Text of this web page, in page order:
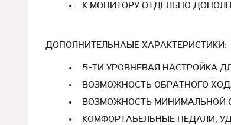
К МОНИТОРУ ОТДЕЛЬНО
ДОПОЛНИТЕЛЬНАЫЕ ХАРАКТЕРИСТИКИ:
5-ТИ УРОВНЕВАЯ НАСТРОЙКА
ВОЗМОЖНОСТЬ ОБРАТНОГО
ВОЗМОЖНОСТЬ МИНИМАЛЬНОЙ
КОМФОРТАБЕЛЬНЫЕ ПЕДАЛИ,